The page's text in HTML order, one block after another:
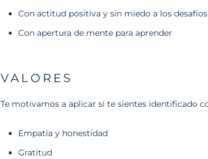
Con actitud positiva y sin miedo a los desafíos
Con apertura de mente para aprender
VALORES
Te motivamos a aplicar si te sientes identificado
Empatía y honestidad
Gratitud